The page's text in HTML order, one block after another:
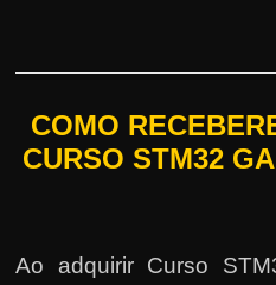
COMO
CURSO STM32
Ao adquirir Curso